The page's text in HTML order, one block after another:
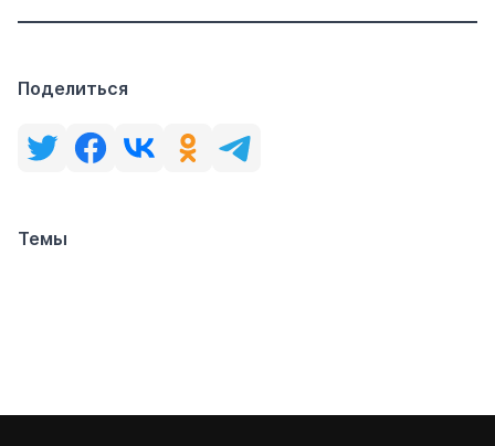
Поделиться
Темы